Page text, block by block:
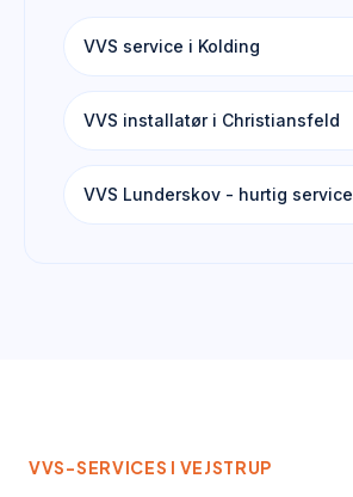
VVS service i Kolding
VVS installatør i Christiansfeld
VVS Lunderskov - hurtig service
VVS-SERVICES I VEJSTRUP